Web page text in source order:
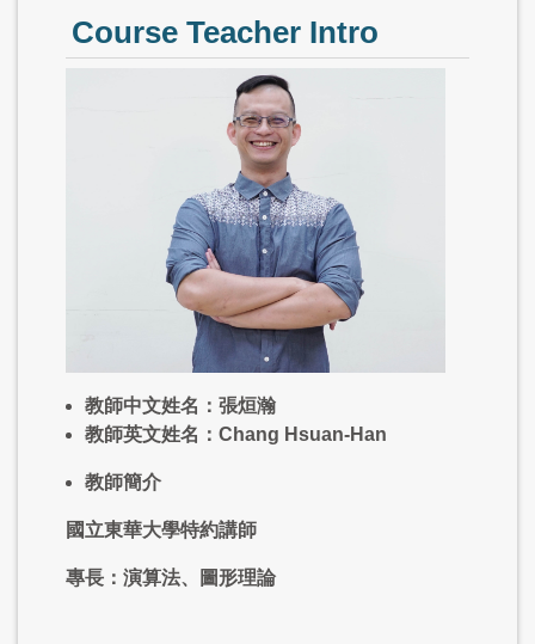
Course Teacher Intro
教師中文姓名：張烜瀚
教師英文姓名： Chang Hsuan-Han
教師簡介
國立東華大學特約講師
專長：演算法、圖形理論